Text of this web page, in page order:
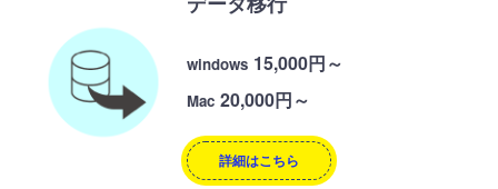
windows 15,000円～
Mac 20,000円～
詳細はこちら